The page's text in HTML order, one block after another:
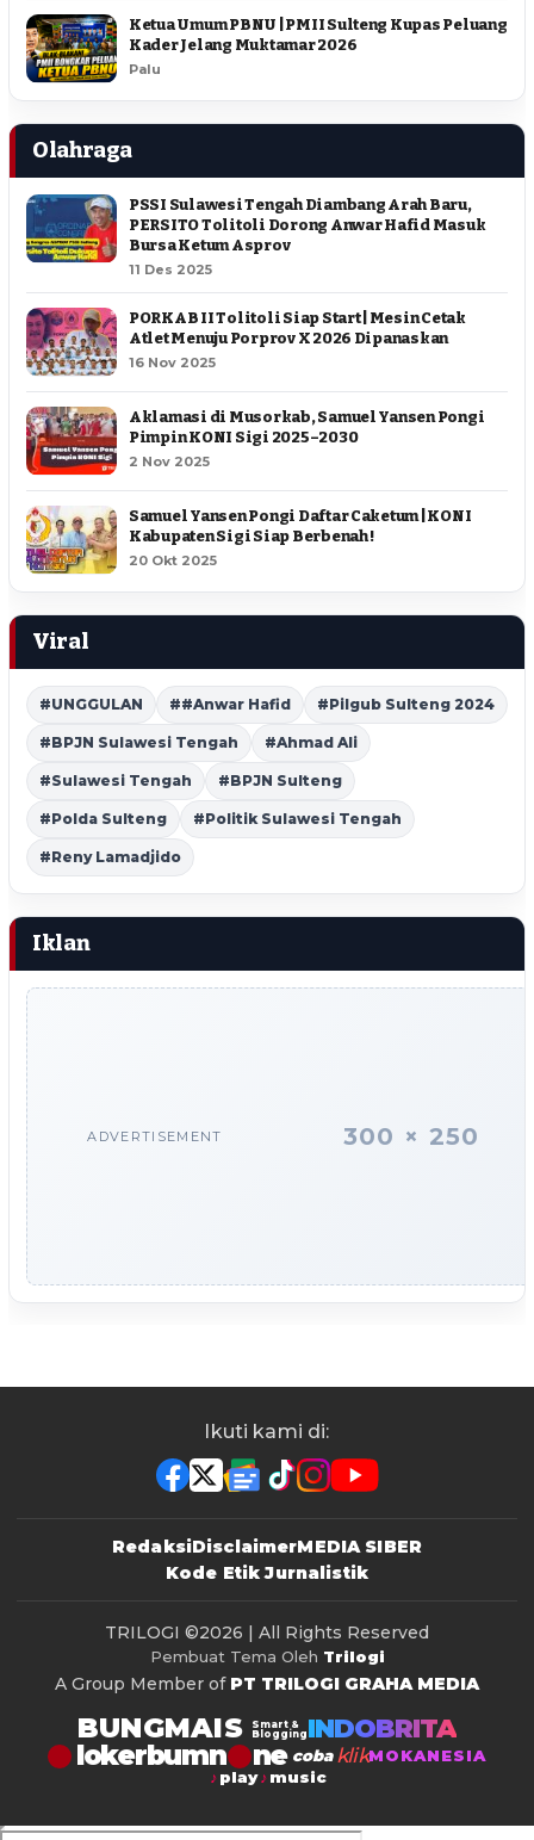
Ketua Umum PBNU | PMII Sulteng Kupas Peluang
Kader Jelang Muktamar 2026
Palu
Olahraga
PSSI Sulawesi Tengah Diambang Arah Baru,
PERSITO Tolitoli Dorong Anwar Hafid Masuk
Bursa Ketum Asprov
11 Des 2025
PORKAB II Tolitoli Siap Start | Mesin Cetak
Atlet Menuju Porprov X 2026 Dipanaskan
16 Nov 2025
Aklamasi di Musorkab, Samuel Yansen Pongi
Pimpin KONI Sigi 2025–2030
2 Nov 2025
Samuel Yansen Pongi Daftar Caketum | KONI
Kabupaten Sigi Siap Berbenah !
20 Okt 2025
Viral
#UNGGULAN ##Anwar Hafid #Pilgub Sulteng 2024
#BPJN Sulawesi Tengah #Ahmad Ali
#Sulawesi Tengah #BPJN Sulteng
#Polda Sulteng #Politik Sulawesi Tengah
#Reny Lamadjido
Iklan
ADVERTISEMENT 300 × 250
Ikuti kami di:
RedaksiDisclaimerMEDIA SIBER
Kode Etik Jurnalistik
TRILOGI ©2026 | All Rights Reserved
Pembuat Tema Oleh Trilogi
A Group Member of PT TRILOGI GRAHA MEDIA
BUNGMAIS
Smart &
Blogging INDOBRITA
lokerbumn coba klikMOKANESIA
play
music